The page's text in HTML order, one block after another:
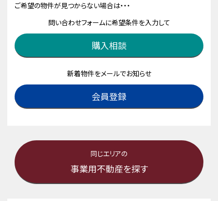
ご希望の物件が見つからない場合は・・・
問い合わせフォームに希望条件を入力して
購入相談
新着物件をメールでお知らせ
会員登録
同じエリアの
事業用不動産を探す